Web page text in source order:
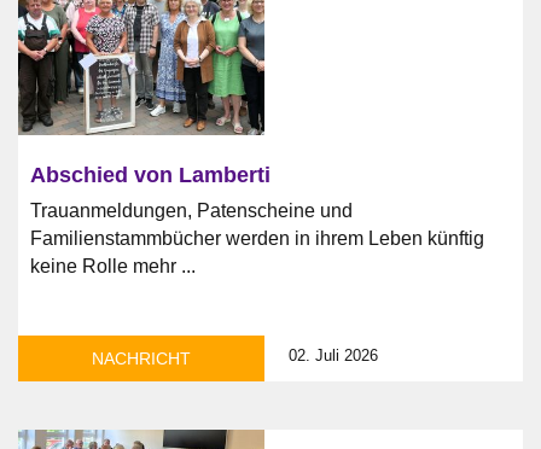
Abschied von Lamberti
Trauanmeldungen, Patenscheine und
Familienstammbücher werden in ihrem Leben künftig
keine Rolle mehr ...
NACHRICHT 02. Juli 2026